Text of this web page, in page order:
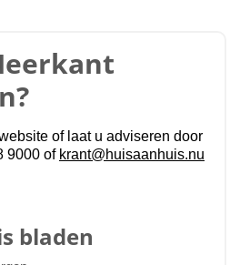
of laat u adviseren door
9000 of krant@huisaanhuis.nu
bladen